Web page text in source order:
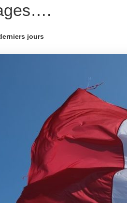
jours